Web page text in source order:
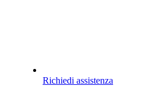
Richiedi assistenza